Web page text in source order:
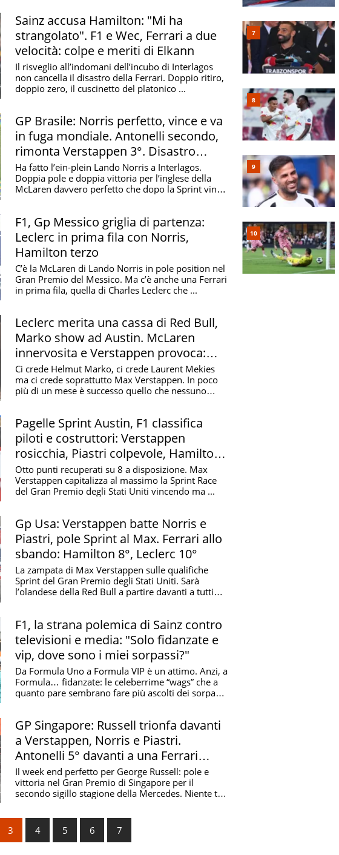
Toro Rosso e, dopo il quarto posto a Singapore,
cui disputa gli ultimi gran premi della stagione.
in generale. L’anno seguente in Renault arriva
. Anche grazie alle sue buone prestazioni, la scuderia
stagione 2020 sale sul secondo gradino del
in McLaren bissando il 6° posto in generale
realtà
le magiche porte di Maranello, è stato lui nel 2021
al volante della
lui, Alfonso de Portago e Fernando Alonso. Al suo
la mancanza di competitività della
al sesto posto nonostante 4 podi
di scuderia Leclerc.
benservito per Hamilton
Sainz a Maranello. All'inizio soffre un po' il grande
mentre lui dopo i primi podi finisce fuori pista sia
arriva peròil suo primo acuto in F1 con la
, quello delle polemiche per la scelta di tenere
pneumatici in regime di safety car. Chiude la
arriva la doccia fredda: la Ferrari non gli
sua maestàLewis Hamilton. Nonostante
Australia appena una settimana dopo aver saltato il
a Jeddah, e in Messico. Quindi dopo
a Red Bull e Mercedes, Sainz deve ripiegare e
ottenuti da Carlos Sainz nel
totale di 6 punti ottenuti con i seguenti
15
0
9
2
15
9
2
RITIRATO
0
12
RITIRATO
0
17
Sainz accusa Hamilton: "Mi ha
strangolato". F1 e Wec, Ferrari a due
velocità: colpe e meriti di Elkann
Il risveglio all’indomani dell’incubo di Interlagos
non cancella il disastro della Ferrari. Doppio ritiro,
doppio zero, il cuscinetto del platonico ...
GP Brasile: Norris perfetto, vince e va
in fuga mondiale. Antonelli secondo,
rimonta Verstappen 3°. Disastro
Ferrari
Ha fatto l’ein-plein Lando Norris a Interlagos.
Doppia pole e doppia vittoria per l’inglese della
McLaren davvero perfetto che dopo la Sprint vince
F1, Gp Messico griglia di partenza:
Leclerc in prima fila con Norris,
Hamilton terzo
C’è la McLaren di Lando Norris in pole position nel
Gran Premio del Messico. Ma c’è anche una Ferrari
in prima fila, quella di Charles Leclerc che ...
Leclerc merita una cassa di Red Bull,
Marko show ad Austin. McLaren
innervosita e Verstappen provoca:
"Idiota"
Ci crede Helmut Marko, ci crede Laurent Mekies
ma ci crede soprattutto Max Verstappen. In poco
più di un mese è successo quello che nessuno
Pagelle Sprint Austin, F1 classifica
piloti e costruttori: Verstappen
rosicchia, Piastri colpevole, Hamilton
in palla
Otto punti recuperati su 8 a disposizione. Max
Verstappen capitalizza al massimo la Sprint Race
del Gran Premio degli Stati Uniti vincendo ma ...
Gp Usa: Verstappen batte Norris e
Piastri, pole Sprint al Max. Ferrari allo
sbando: Hamilton 8°, Leclerc 10°
La zampata di Max Verstappen sulle qualifiche
Sprint del Gran Premio degli Stati Uniti. Sarà
l’olandese della Red Bull a partire davanti a tutti
F1, la strana polemica di Sainz contro
televisioni e media: "Solo fidanzate e
vip, dove sono i miei sorpassi?"
Da Formula Uno a Formula VIP è un attimo. Anzi, a
Formula… fidanzate: le celeberrime “wags” che a
quanto pare sembrano fare più ascolti dei sorpassi
GP Singapore: Russell trionfa davanti
a Verstappen, Norris e Piastri.
Antonelli 5° davanti a una Ferrari
desolante
Il week end perfetto per George Russell: pole e
vittoria nel Gran Premio di Singapore per il
secondo sigillo stagione della Mercedes. Niente tris
3 4 5 6 7